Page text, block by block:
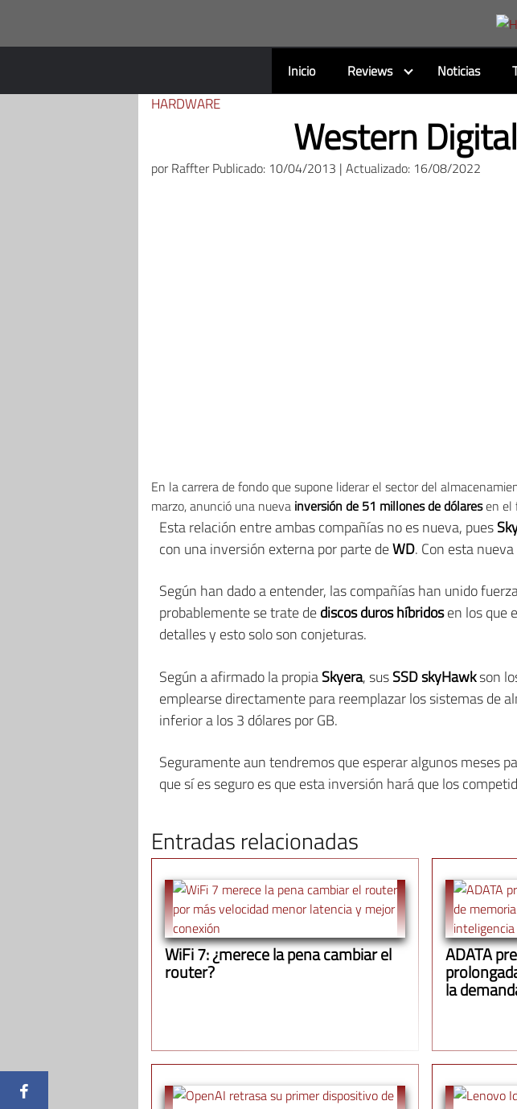
contenido
Inicio
Reviews Noticias
HARDWARE
Western
porRaffter Publicado: 10/04/2013 | Actualizado: 16/08/2022
En la carrera de fondo que supone liderar el sector del
marzo, anunció una nueva inversión de 51 millones de dólaresen el
Esta relación entre ambas compañías no es nueva, pues
con una inversión externa por parte deWD. Con esta
Según han dado a entender, las compañías han unido
probablemente se trate dediscos duros híbridosen los que
detalles y esto solo son conjeturas.
Según a afirmado la propiaSkyera, susSSD skyHawkson
emplearse directamente para reemplazar los sistemas de
inferior a los 3 dólares por GB.
Seguramente aun tendremos que esperar algunos meses
que sí es seguro es que esta inversión hará que los
Entradas relacionadas
WiFi 7: ¿merece la pena cambiar el
router?
ADATA
la